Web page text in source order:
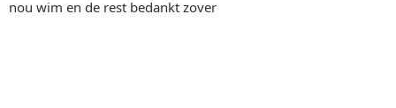
nou wim en de rest bedankt zover